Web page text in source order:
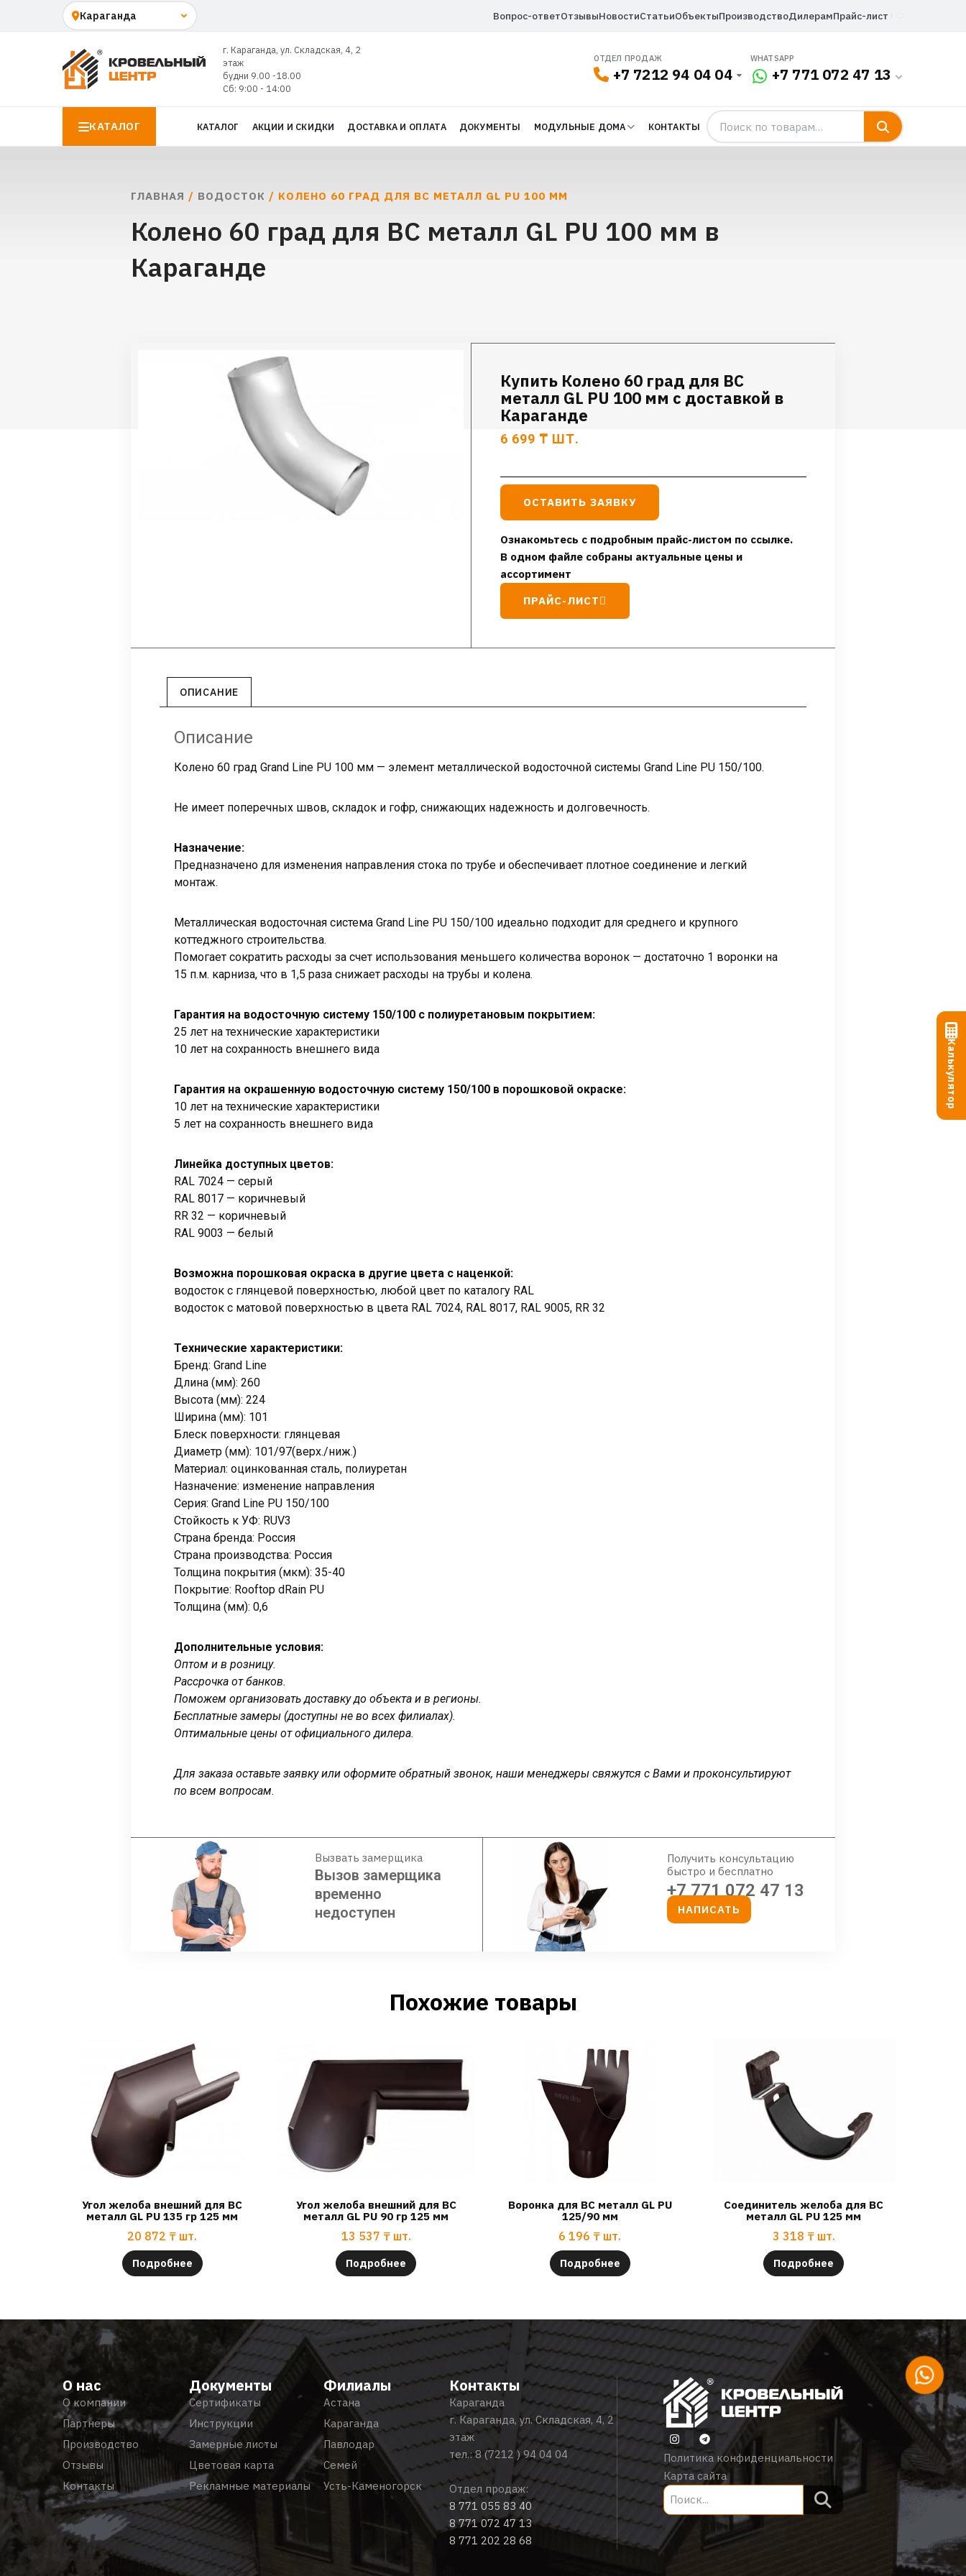
Вопрос-ответОтзывыНовостиСтатьиОбъектыПроизводствоДилерамПрайс-лист
г. Караганда, ул. Складская, 4, 2
этаж
будни 9.00 -18.00
Сб: 9:00 - 14:00
ОТДЕЛ ПРОДАЖ
+7 7212 94 04 04
WHATSAPP
+7 771 072 47 13
КАТАЛОГ КАТАЛОГ АКЦИИ И СКИДКИ ДОСТАВКА И ОПЛАТА ДОКУМЕНТЫ МОДУЛЬНЫЕ ДОМА КОНТАКТЫ
ГЛАВНАЯ / ВОДОСТОК / КОЛЕНО 60 ГРАД ДЛЯ ВС МЕТАЛЛ GL PU 100 ММ
Колено 60 град для ВС металл GL PU 100 мм в
Караганде
Купить Колено 60 град для ВС
металл GL PU 100 мм с доставкой в
Караганде
6 699 ₸ ШТ.
ОСТАВИТЬ ЗАЯВКУ
Ознакомьтесь с подробным прайс-листом по ссылке.
В одном файле собраны актуальные цены и
ассортимент
ПРАЙС-ЛИСТ
ОПИСАНИЕ
Описание
Колено 60 град Grand Line PU 100 мм — элемент металлической водосточной системы Grand Line PU 150/100.
Не имеет поперечных швов, складок и гофр, снижающих надежность и долговечность.
Назначение:
Предназначено для изменения направления стока по трубе и обеспечивает плотное соединение и легкий
монтаж.
Металлическая водосточная система Grand Line PU 150/100 идеально подходит для среднего и крупного
коттеджного строительства.
Помогает сократить расходы за счет использования меньшего количества воронок — достаточно 1 воронки на
15 п.м. карниза, что в 1,5 раза снижает расходы на трубы и колена.
Гарантия на водосточную систему 150/100 с полиуретановым покрытием:
25 лет на технические характеристики
10 лет на сохранность внешнего вида
Гарантия на окрашенную водосточную систему 150/100 в порошковой окраске:
10 лет на технические характеристики
5 лет на сохранность внешнего вида
Линейка доступных цветов:
RAL 7024 — серый
RAL 8017 — коричневый
RR 32 — коричневый
RAL 9003 — белый
Возможна порошковая окраска в другие цвета с наценкой:
водосток с глянцевой поверхностью, любой цвет по каталогу RAL
водосток с матовой поверхностью в цвета RAL 7024, RAL 8017, RAL 9005, RR 32
Технические характеристики:
Бренд: Grand Line
Длина (мм): 260
Высота (мм): 224
Ширина (мм): 101
Блеск поверхности: глянцевая
Диаметр (мм): 101/97(верх./ниж.)
Материал: оцинкованная сталь, полиуретан
Назначение: изменение направления
Серия: Grand Line PU 150/100
Стойкость к УФ: RUV3
Страна бренда: Россия
Страна производства: Россия
Толщина покрытия (мкм): 35-40
Покрытие: Rooftop dRain PU
Толщина (мм): 0,6
Дополнительные условия:
Оптом и в розницу.
Рассрочка от банков.
Поможем организовать доставку до объекта и в регионы.
Бесплатные замеры (доступны не во всех филиалах).
Оптимальные цены от официального дилера.
Для заказа оставьте заявку или оформите обратный звонок, наши менеджеры свяжутся с Вами и проконсультируют
по всем вопросам.
Вызвать замерщика
Вызов замерщика
временно
недоступен
Получить консультацию
быстро и бесплатно
+7 771 072 47 13
НАПИСАТЬ
Похожие товары
Угол желоба внешний для ВС
металл GL PU 135 гр 125 мм
20 872 ₸ шт.
Подробнее
Угол желоба внешний для ВС
металл GL PU 90 гр 125 мм
13 537 ₸ шт.
Подробнее
Воронка для ВС металл GL PU
125/90 мм
6 196 ₸ шт.
Подробнее
Соединитель желоба для ВС
металл GL PU 125 мм
3 318 ₸ шт.
Подробнее
О нас
О компании
Партнеры
Производство
Отзывы
Контакты
Документы
Сертификаты
Инструкции
Замерные листы
Цветовая карта
Рекламные материалы
Филиалы
Астана
Караганда
Павлодар
Семей
Усть-Каменогорск
Контакты
Караганда
г. Караганда, ул. Складская, 4, 2
этаж
тел.:8 (7212 ) 94 04 04
Отдел продаж:
8 771 055 83 40
8 771 072 47 13
8 771 202 28 68
Политика конфиденциальности
Карта сайта
Калькулятор